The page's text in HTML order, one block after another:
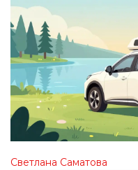
Светлана Саматова